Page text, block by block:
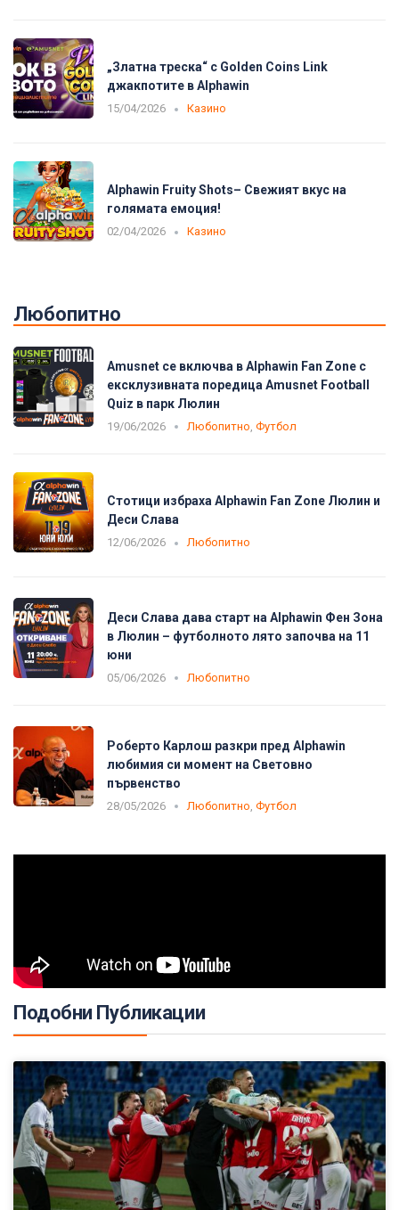
„Златна треска“ с Golden Coins Link
джакпотите в Alphawin
15/04/2026 Казино
Alphawin Fruity Shots– Свежият вкус на
голямата емоция!
02/04/2026 Казино
Любопитно
Amusnet се включва в Alphawin Fan Zone с
ексклузивната поредица Amusnet Football
Quiz в парк Люлин
19/06/2026 Любопитно Футбол
Стотици избраха Alphawin Fan Zone Люлин и
Деси Слава
12/06/2026 Любопитно
Деси Слава дава старт на Alphawin Фен Зона
в Люлин – футболното лято започва на 11
юни
05/06/2026 Любопитно
Роберто Карлош разкри пред Alphawin
любимия си момент на Световно
първенство
28/05/2026 Любопитно Футбол
Подобни Публикации